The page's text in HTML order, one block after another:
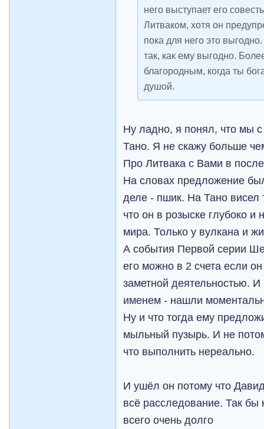
него выступает его
Литваком, хотя он
пока для него это
так, как ему выгодно.
благородным, когда ты
душой.
Ну ладно, я понял, что мы
Тано. Я не скажу больше
Про Литвака с Вами в
На словах предложение
деле - пшик. На Тано висел
что он в розыске глубоко и
мира. Только у вулкана и
А события Первой серии
его можно в 2 счета если
заметной деятельностью.
именем - нашли
Ну и что тогда ему
мыльный пузырь. И не
что выполнить нереально.
И ушёл он потому что
всё расследование. Так бы
всего очень долго